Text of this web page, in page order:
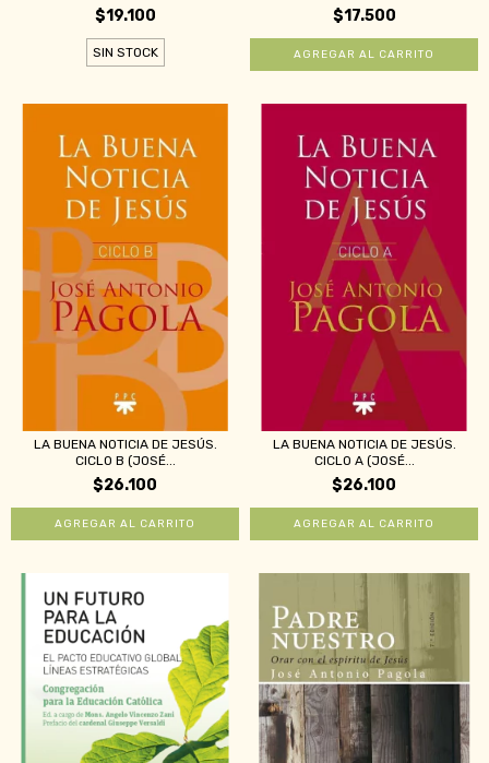
$19.100
SIN STOCK
$17.500
LA BUENA NOTICIA DE JESÚS.
CICLO B (JOSÉ...
$26.100
LA BUENA NOTICIA DE JESÚS.
CICLO A (JOSÉ...
$26.100